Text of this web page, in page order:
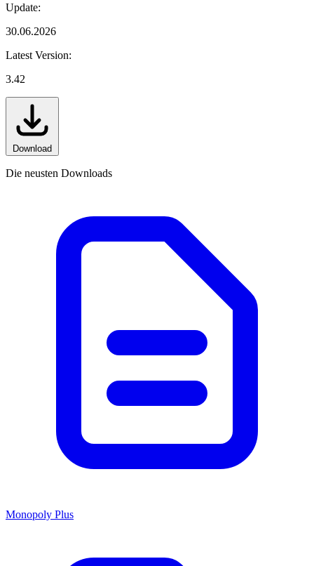
Update:
30.06.2026
Latest Version:
3.42
Download
Die neusten Downloads
Monopoly Plus